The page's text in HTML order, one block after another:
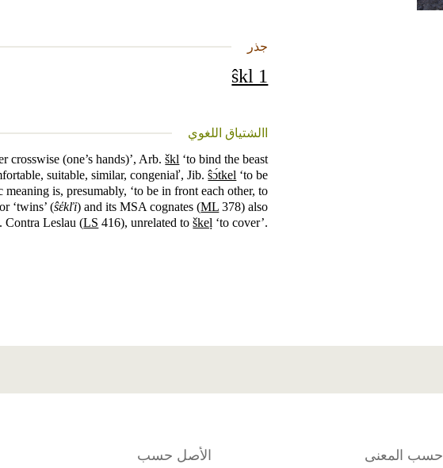
جذر
ŝkl 1
االشتياق اللغوي
crosswise (one’s hands)’, Arb.škl ‘to bind the beast
suitable, similar, congeniaľ, Jib.ŝɔ́tkel ‘to be
is, presumably, ‘to be in front each other, to
‘twins’ (ŝέkľi) and its MSA cognates (ML 378) also
Contra Leslau (LS 416), unrelated toškeḷ ‘to cover’.
الأصل حسب حسب المعنى